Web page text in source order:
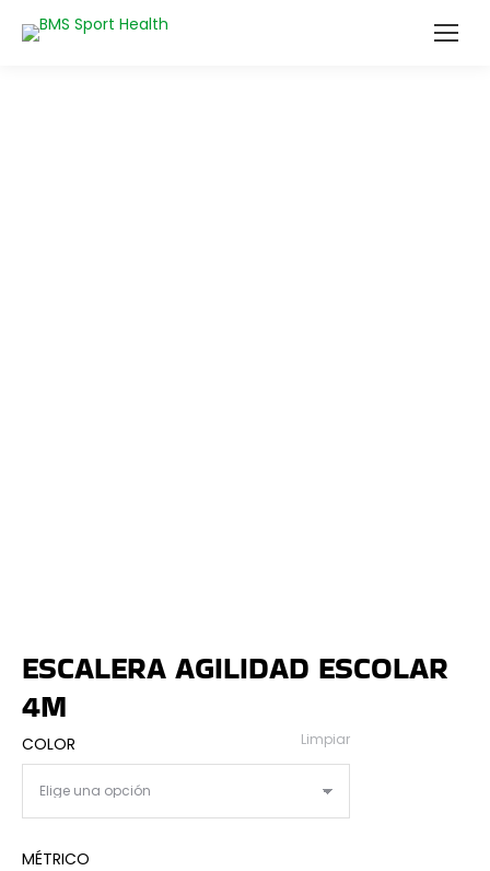
ESCALERA AGILIDAD ESCOLAR
4M
COLOR
MÉTRICO
Limpiar